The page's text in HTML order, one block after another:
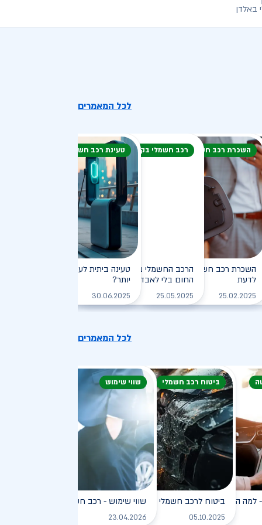
באלדן
לכל המאמרים
לקריאה
רכב חשמלי: המדריך
יעילה וירוקה
לקריאה
השכרת רכב חשמלי
השכרת רכב חשמלי: חיסכון, נוחות וכל מה שצריך
לדעת
25.02.2025 לקריאה
רכב חשמלי בקיץ
הרכב החשמלי בקיץ הישראלי: איך שורדים את
החום בלי לאבד טווח?
25.05.2025
טעינת רכב חשמלי
טעינה ביתית לעומת טעינה ציבורית -
יותר?
30.06.2025
לכל המאמרים
לקריאה
הוא כל כך פופולרי?
לקריאה
ביטוח רכב חשמלי
ביטוח לרכב חשמלי
05.10.2025
שווי שימוש
שווי שימוש - רכב חשמלי
23.04.2026